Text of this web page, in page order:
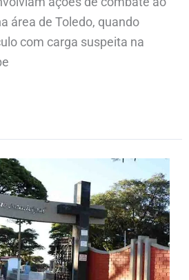
área de Toledo, quando
com carga suspeita na